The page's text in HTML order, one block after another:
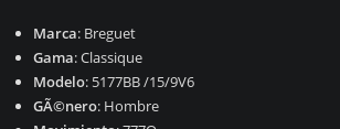
Marca: Breguet
Gama: Classique
Modelo: 5177BB /15/9V6
GÃ©nero: Hombre